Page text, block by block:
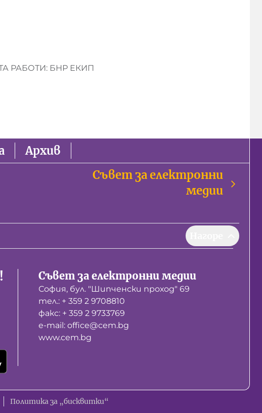
РАБОТИ: БНР ЕКИП
Архив
Съвет за електронни
медии
Съвет за електронни медии
София, бул. "Шипченски проход" 69
тел.: + 359 2 9708810
факс: + 359 2 9733769
е-mail: office@cem.bg
www.cem.bg
Политика за „бисквитки“